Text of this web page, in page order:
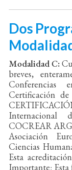
Dos
Modalidad C:
breves,
Conferencias
Certificación
Internacional
COCREAR
Asociación
Ciencias
Esta
Importante: